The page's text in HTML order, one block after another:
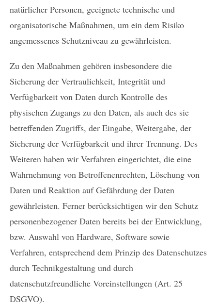
natürlicher Personen, geeignete technische und
organisatorische Maßnahmen, um ein dem Risiko
angemessenes Schutzniveau zu gewährleisten.
Zu den Maßnahmen gehören insbesondere die
Sicherung der Vertraulichkeit, Integrität und
Verfügbarkeit von Daten durch Kontrolle des
physischen Zugangs zu den Daten, als auch des sie
betreffenden Zugriffs, der Eingabe, Weitergabe, der
Sicherung der Verfügbarkeit und ihrer Trennung. Des
Weiteren haben wir Verfahren eingerichtet, die eine
Wahrnehmung von Betroffenenrechten, Löschung von
Daten und Reaktion auf Gefährdung der Daten
gewährleisten. Ferner berücksichtigen wir den Schutz
personenbezogener Daten bereits bei der Entwicklung,
bzw. Auswahl von Hardware, Software sowie
Verfahren, entsprechend dem Prinzip des Datenschutzes
durch Technikgestaltung und durch
datenschutzfreundliche Voreinstellungen (Art. 25
DSGVO).